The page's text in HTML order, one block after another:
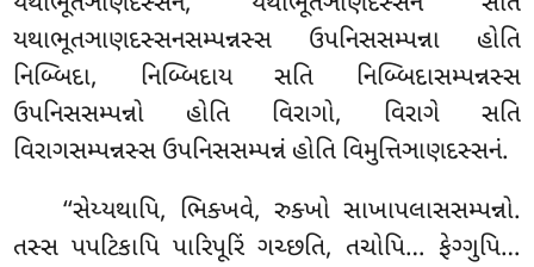
યથાભૂતઞાણદસ્સનસમ્પન્નસ્સ ઉપનિસસમ્પન્ના હોતિ
નિબ્બિદા, નિબ્બિદાય સતિ નિબ્બિદાસમ્પન્નસ્સ
ઉપનિસસમ્પન્નો હોતિ વિરાગો, વિરાગે સતિ
વિરાગસમ્પન્નસ્સ ઉપનિસસમ્પન્નં હોતિ વિમુત્તિઞાણદસ્સનં.
‘‘સેય્યથાપિ, ભિક્ખવે, રુક્ખો સાખાપલાસસમ્પન્નો.
તસ્સ પપટિકાપિ પારિપૂરિં ગચ્છતિ, તચોપિ… ફેગ્ગુપિ…